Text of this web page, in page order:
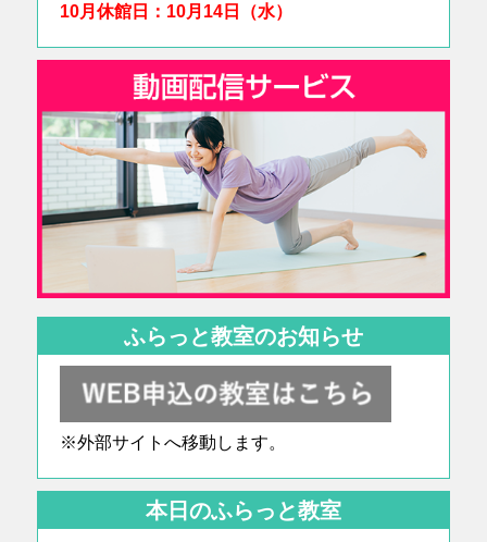
10月休館日：10月14日（水）
ふらっと教室のお知らせ
※外部サイトへ移動します。
本日のふらっと教室